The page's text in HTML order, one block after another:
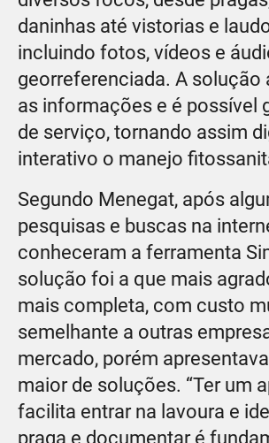
daninhas até vistorias e
incluindo fotos, vídeos e
georreferenciada. A solução
as informações e é possível
de serviço, tornando assim
interativo o manejo
Segundo Menegat, após
pesquisas e buscas na
conheceram a ferramenta
solução foi a que mais
mais completa, com custo
semelhante a outras
mercado, porém
maior de soluções. “Ter um
facilita entrar na lavoura e
praga e documentar é